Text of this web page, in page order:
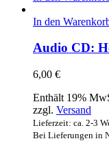
In den
Audio CD:
6,00 €
Enthält 19%
zzgl. Versand
Lieferzeit: ca. 2-3
Bei Lieferungen in